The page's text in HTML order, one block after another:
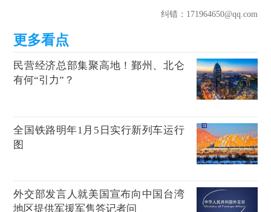
纠错：171964650@qq.com
民营经济总部集聚高地！鄞州、北仑
有何“引力”？
全国铁路明年1月5日实行新列车运行
图
外交部发言人就美国宣布向中国台湾
地区提供军援军售答记者问